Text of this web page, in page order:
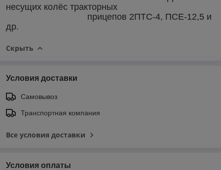
несущих колёс тракторных
прицепов 2ПТС-4, ПСЕ-12,5 и
др.
Скрыть
Условия доставки
Самовывоз
Транспортная компания
Все условия доставки
Условия оплаты